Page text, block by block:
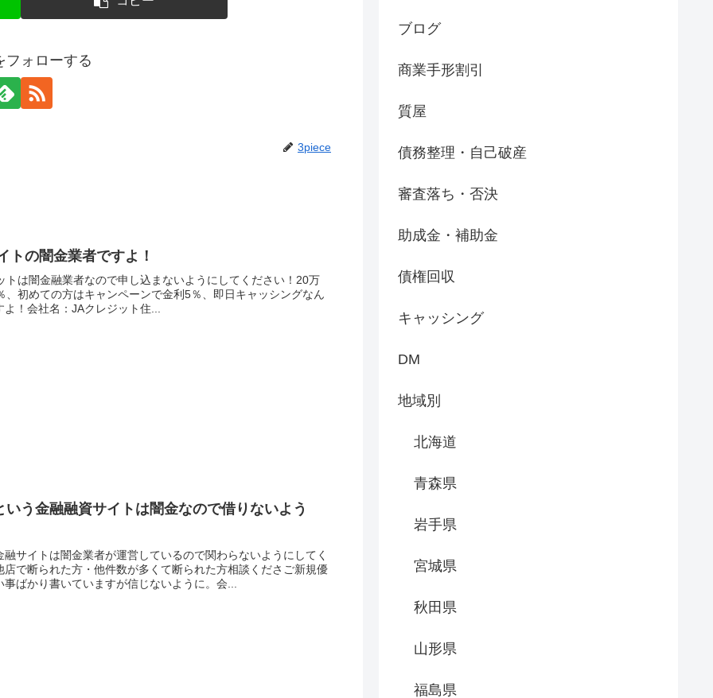
フォローする
3piece
トの闇金業者ですよ！
トは闇金融業者なので申し込まないようにしてください！20万
、初めての方はキャンペーンで金利5％、即日キャッシングなん
！会社名：JAクレジット住...
う金融融資サイトは闇金なので借りないよう
サイトは闇金業者が運営しているので関わらないようにしてく
で断られた方・他件数が多くて断られた方相談くださご新規優
ばかり書いていますが信じないように。会...
ブログ
商業手形割引
質屋
債務整理・自己破産
審査落ち・否決
助成金・補助金
債権回収
キャッシング
DM
地域別
北海道
青森県
岩手県
宮城県
秋田県
山形県
福島県